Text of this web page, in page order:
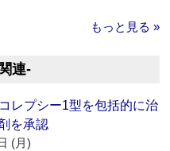
もっと見る »
連‐
レプシー1型を包括的に治
を承認
(月)